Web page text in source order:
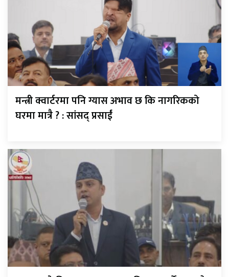
मन्त्री क्वार्टरमा पनि ग्यास अभाव छ कि नागरिकको
घरमा मात्रै ? : सांसद् प्रसाईं